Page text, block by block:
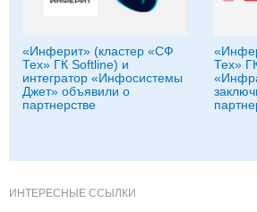
«Инферит» (кластер «СФ
Тех» ГК Softline) и
интегратор «Инфосистемы
Джет» объявили о
партнерстве
Тех»
ИНТЕРЕСНЫЕ ССЫЛКИ